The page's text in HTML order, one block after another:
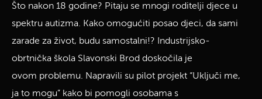
Što nakon 18 godine? Pitaju se mnogi roditelji djece u
spektru autizma. Kako omogućiti posao djeci, da sami
zarade za život, budu samostalni!? Industrijsko-
obrtnička škola Slavonski Brod doskočila je
ovom problemu. Napravili su pilot projekt “Uključi me,
ja to mogu” kako bi pomogli osobama s